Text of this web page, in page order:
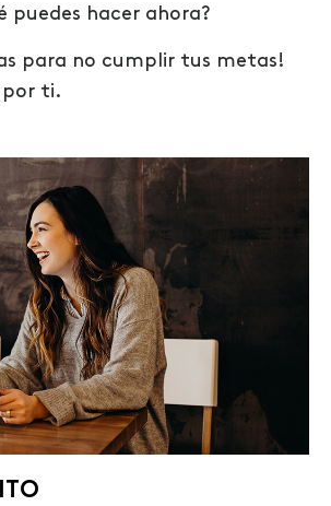
puedes hacer ahora?
para no cumplir tus metas!
por ti.